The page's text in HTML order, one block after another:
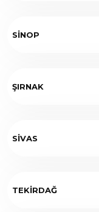
SİNOP
ŞIRNAK
SİVAS
TEKİRDAĞ